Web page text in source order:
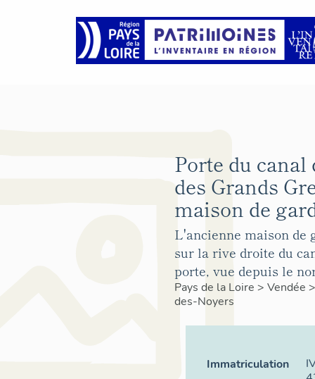
Porte du
des Grands
maison de
L'ancienne maison de
sur la rive droite du
porte, vue depuis le
Pays de la Loire > Vendée
des-Noyers
Immatriculation